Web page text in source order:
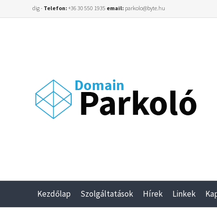
dig - Telefon: +36 30 550 1935 email: parkolo@byte.hu
Kezdőlap Szolgáltatások Hírek Linkek